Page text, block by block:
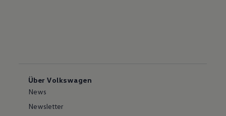
Über Volkswagen
News
Newsletter